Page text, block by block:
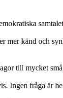
mer känd och
till mycket
Ingen fråga är